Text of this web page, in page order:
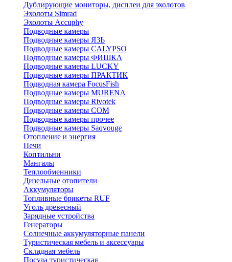
Дублирующие мониторы, дисплеи для эхолотов
Эхолоты Simrad
Эхолоты Accuphy
Подводные камеры
Подводные камеры ЯЗЬ
Подводные камеры CALYPSO
Подводные камеры ФИШКА
Подводные камеры LUCKY
Подводные камеры ПРАКТИК
Подводная камера FocusFish
Подводные камеры MURENA
Подводные камеры Rivotek
Подводные камеры СОМ
Подводные камеры прочее
Подводные камеры Saqvouge
Отопление и энергия
Печи
Коптильни
Мангалы
Теплообменники
Дизельные отопители
Аккумуляторы
Топливные брикеты RUF
Уголь древесный
Зарядные устройства
Генераторы
Солнечные аккумуляторные панели
Туристическая мебель и аксессуары
Складная мебель
Посуда туристическая